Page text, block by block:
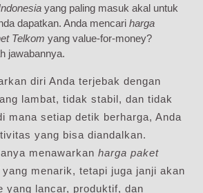
yang paling masuk akal untuk
dapatkan. Anda mencari harga
Telkom yang value-for-money?
jawabannya.
diri Anda terjebak dengan
lambat, tidak stabil, dan tidak
mana setiap detik berharga, Anda
yang bisa diandalkan.
menawarkan harga paket
yang menarik, tetapi juga janji akan
yang lancar, produktif, dan